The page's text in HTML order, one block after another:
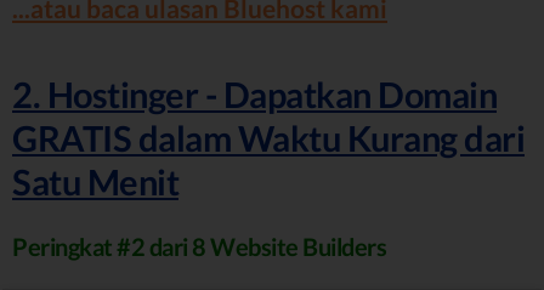
...atau baca ulasan Bluehost kami
2. Hostinger - Dapatkan Domain
GRATIS dalam Waktu Kurang dari
Satu Menit
Peringkat #2 dari 8 Website Builders